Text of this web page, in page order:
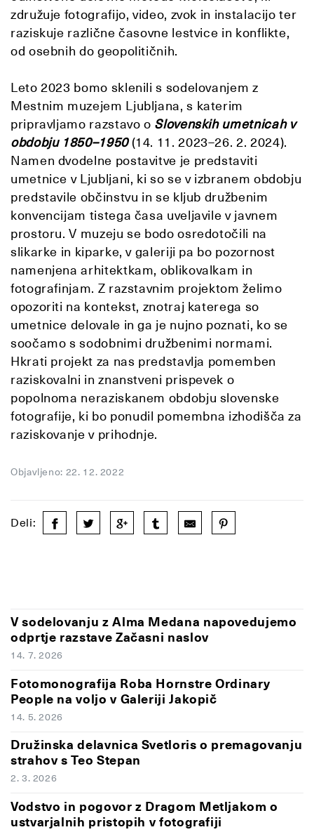
združuje fotografijo, video, zvok in instalacijo ter
raziskuje različne časovne lestvice in konflikte,
od osebnih do geopolitičnih.
Leto 2023 bomo sklenili s sodelovanjem z
Mestnim muzejem Ljubljana, s katerim
pripravljamo razstavo o Slovenskih umetnicah v
obdobju 1850–1950 (14. 11. 2023–26. 2. 2024).
Namen dvodelne postavitve je predstaviti
umetnice v Ljubljani, ki so se v izbranem obdobju
predstavile občinstvu in se kljub družbenim
konvencijam tistega časa uveljavile v javnem
prostoru. V muzeju se bodo osredotočili na
slikarke in kiparke, v galeriji pa bo pozornost
namenjena arhitektkam, oblikovalkam in
fotografinjam. Z razstavnim projektom želimo
opozoriti na kontekst, znotraj katerega so
umetnice delovale in ga je nujno poznati, ko se
soočamo s sodobnimi družbenimi normami.
Hkrati projekt za nas predstavlja pomemben
raziskovalni in znanstveni prispevek o
popolnoma neraziskanem obdobju slovenske
fotografije, ki bo ponudil pomembna izhodišča za
raziskovanje v prihodnje.
Objavljeno: 22. 12. 2022
Deli:
V sodelovanju z Alma Medana napovedujemo
odprtje razstave Začasni naslov
14. 7. 2026
Fotomonografija Roba Hornstre Ordinary
People na voljo v Galeriji Jakopič
14. 5. 2026
Družinska delavnica Svetloris o premagovanju
strahov s Teo Stepan
2. 3. 2026
Vodstvo in pogovor z Dragom Metljakom o
ustvarjalnih pristopih v fotografiji